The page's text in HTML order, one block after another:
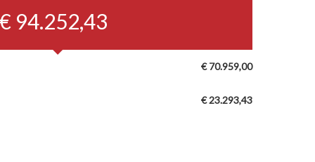
94.252,43
€ 70.959,00
€ 23.293,43